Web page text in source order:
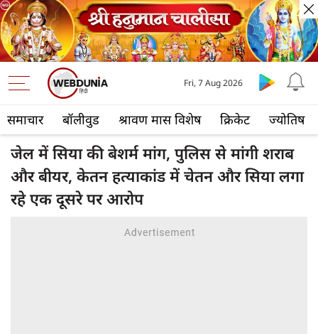
समाचार बॉलीवुड श्रावण मास विशेष क्रिकेट ज्योतिष
Fri, 7 Aug 2026
जेल में सिया की बेशर्म मांग, पुलिस से मांगी शराब
और बीयर, केतन हत्‍याकांड में चेतन और सिया लगा
रहे एक दूसरे पर आरोप